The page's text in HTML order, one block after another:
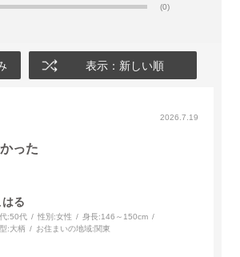
(0)
表示：新しい順
2026.7.19
った
はる
:50代 性別:女性 身長:146～150cm
:大柄 お住まいの地域:関東